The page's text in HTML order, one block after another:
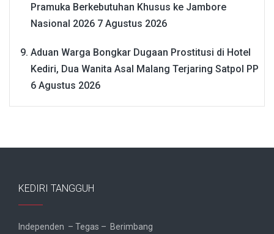
Pramuka Berkebutuhan Khusus ke Jambore
Nasional 2026 7 Agustus 2026
Aduan Warga Bongkar Dugaan Prostitusi di Hotel
Kediri, Dua Wanita Asal Malang Terjaring Satpol PP
6 Agustus 2026
KEDIRI TANGGUH
Independen – Tegas – Berimbang